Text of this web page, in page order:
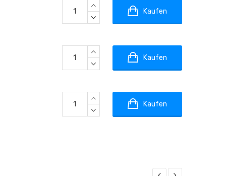
Kaufen
Kaufen
Kaufen